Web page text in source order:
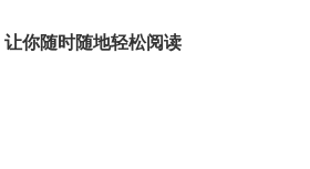
你随时随地轻松阅读